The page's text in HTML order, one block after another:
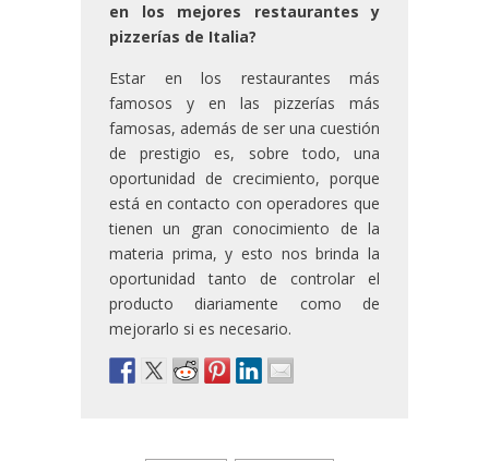
en los mejores restaurantes y
pizzerías de Italia?
Estar en los restaurantes más
famosos y en las pizzerías más
famosas, además de ser una cuestión
de prestigio es, sobre todo, una
oportunidad de crecimiento, porque
está en contacto con operadores que
tienen un gran conocimiento de la
materia prima, y esto nos brinda la
oportunidad tanto de controlar el
producto diariamente como de
mejorarlo si es necesario.